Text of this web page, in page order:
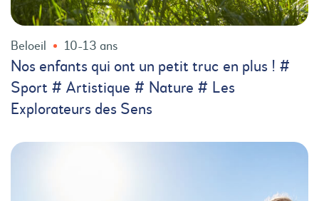
Beloeil 10-13 ans
Nos enfants qui ont un petit truc en plus ! #
Sport # Artistique # Nature # Les
Explorateurs des Sens